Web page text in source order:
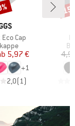
Cap
Preis
reduzierter Preis
5,97 €
+1
2,0(1)